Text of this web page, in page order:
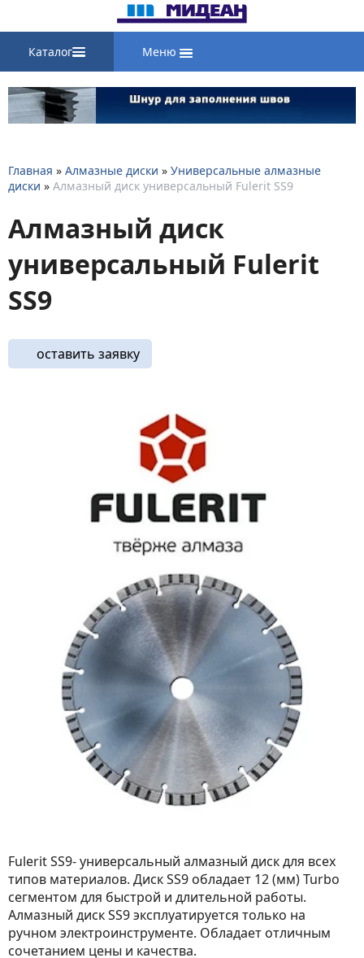
Каталог Меню
Главная » Алмазные диски » Универсальные алмазные
диски » Алмазный диск универсальный Fulerit SS9
Алмазный диск
универсальный Fulerit
SS9
оставить заявку
Fulerit SS9- универсальный алмазный диск для всех
типов материалов. Диск SS9 обладает 12 (мм) Turbo
сегментом для быстрой и длительной работы.
Алмазный диск SS9 эксплуатируется только на
ручном электроинструменте. Обладает отличным
сочетанием цены и качества.